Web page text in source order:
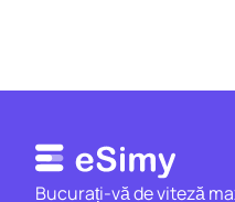
Bucurați-vă de viteză